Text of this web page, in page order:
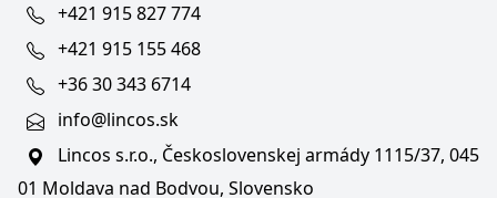
+421 915 827 774
+421 915 155 468
+36 30 343 6714
info@lincos.sk
Lincos s.r.o., Československej armády 1115/37, 045
01 Moldava nad Bodvou, Slovensko